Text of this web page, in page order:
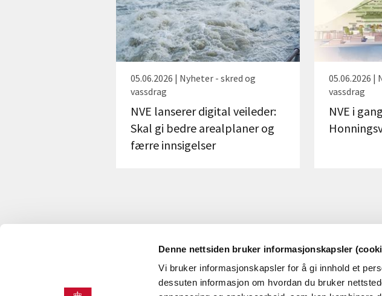
Denne nettsiden bruker informasjonskapsler
Vi bruker informasjonskapsler for å gi innhold et
dessuten informasjon om hvordan du bruker
05.06.2026 | Nyheter - skred og
vassdrag
NVE lanserer digital veileder:
Skal gi bedre arealplaner og
færre innsigelser
05.06.2026 |
vassdrag
NVE i
KONTAKT OSS OM NVE